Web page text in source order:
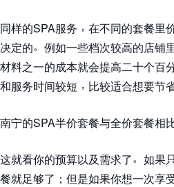
同样的SPA服务 ， 在不同的套餐里
决定的。 例如一些档次较高的店铺
材料之一的成本就会提高二十个百
和服务时间较短 ， 比较适合想要节
南宁的SPA半价套餐与全价套餐相
这就看你的预算以及需求了。 如果
餐就足够了 ； 但是如果你想一次享